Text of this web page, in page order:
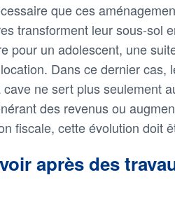
que ces
transforment leur sous-sol
pour un adolescent, une
Dans ce dernier cas,
ne sert plus seulement
des revenus ou
fiscale, cette évolution doit
après des